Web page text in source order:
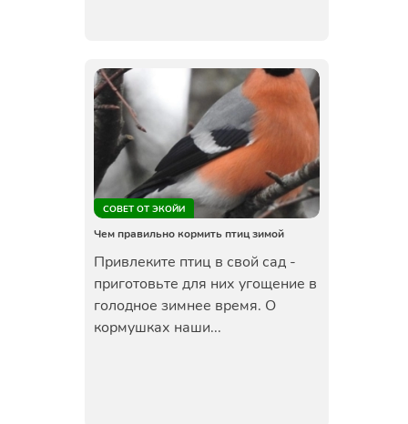
СОВЕТ ОТ ЭКОЙИ
Чем правильно кормить птиц зимой
Привлеките птиц в свой сад -
приготовьте для них угощение в
голодное зимнее время. О
кормушках наши...